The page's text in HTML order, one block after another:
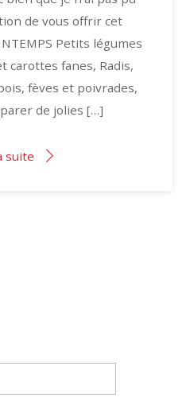
de vous offrir cet
Petits légumes
carottes fanes, Radis,
fèves et poivrades,
de jolies […]
suite